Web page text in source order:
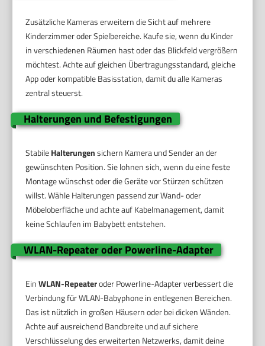
Zusätzliche Kameras erweitern die Sicht auf mehrere
Kinderzimmer oder Spielbereiche. Kaufe sie, wenn du Kinder
in verschiedenen Räumen hast oder das Blickfeld vergrößern
möchtest. Achte auf gleichen Übertragungsstandard, gleiche
App oder kompatible Basisstation, damit du alle Kameras
zentral steuerst.
Halterungen und Befestigungen
StabileHalterungensichern Kamera und Sender an der
gewünschten Position. Sie lohnen sich, wenn du eine feste
Montage wünschst oder die Geräte vor Stürzen schützen
willst. Wähle Halterungen passend zur Wand- oder
Möbeloberfläche und achte auf Kabelmanagement, damit
keine Schlaufen im Babybett entstehen.
WLAN-Repeater oder Powerline-Adapter
EinWLAN-Repeateroder Powerline-Adapter verbessert die
Verbindung für WLAN-Babyphone in entlegenen Bereichen.
Das ist nützlich in großen Häusern oder bei dicken Wänden.
Achte auf ausreichend Bandbreite und auf sichere
Verschlüsselung des erweiterten Netzwerks, damit deine